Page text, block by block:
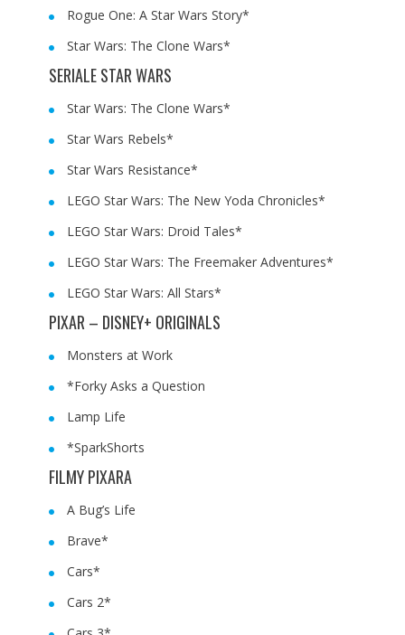
Rogue One: A Star Wars Story*
Star Wars: The Clone Wars*
SERIALE STAR WARS
Star Wars: The Clone Wars*
Star Wars Rebels*
Star Wars Resistance*
LEGO Star Wars: The New Yoda Chronicles*
LEGO Star Wars: Droid Tales*
LEGO Star Wars: The Freemaker Adventures*
LEGO Star Wars: All Stars*
PIXAR – DISNEY+ ORIGINALS
Monsters at Work
*Forky Asks a Question
Lamp Life
*SparkShorts
FILMY PIXARA
A Bug’s Life
Brave*
Cars*
Cars 2*